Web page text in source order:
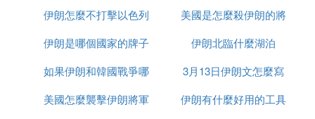
許多遊客在訪問伊朗時都希望為自己的親友選購一些
獨特的特產。以下是伊朗的一些著名特產：
1. 伊朗地毯：伊朗人將地毯視為珍貴的傳家寶。對於
他們來說，精美的地毯甚至比黃金和鑽石更為寶貴。
在西方，伊朗地毯被譽為地面上的藝術，許多人認為
波斯地毯是增添室內光彩的無價藝術品。全球許多宮
少千米
伊朗怎麼不打擊以色列
美國是怎麼殺伊朗的將
軍的
伊朗是哪個國家的牌子
伊朗北臨什麼湖泊
如果伊朗和韓國戰爭哪
個贏
3月13日伊朗文怎麼寫
美國怎麼襲擊伊朗將軍
伊朗有什麼好用的工具